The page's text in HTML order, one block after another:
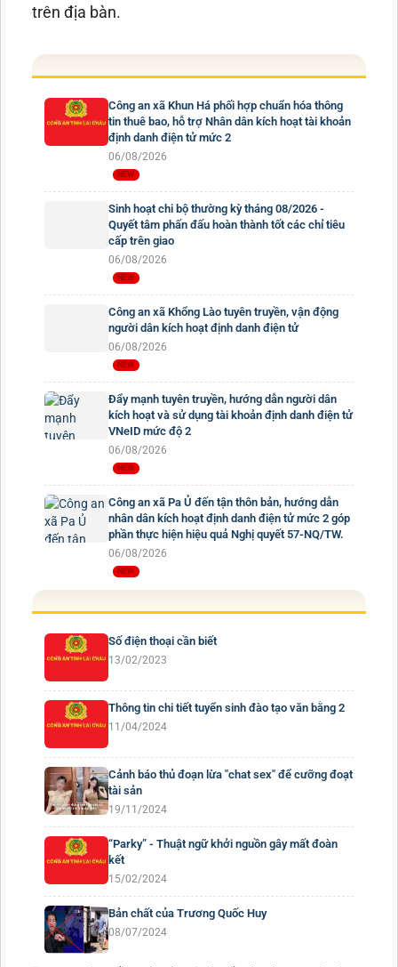
trên địa bàn.
Công an xã Khun Há phối hợp chuẩn hóa thông
tin thuê bao, hỗ trợ Nhân dân kích hoạt tài khoản
định danh điện tử mức 2
06/08/2026
Sinh hoạt chi bộ thường kỳ tháng 08/2026 -
Quyết tâm phấn đấu hoàn thành tốt các chỉ tiêu
cấp trên giao
06/08/2026
Công an xã Khổng Lào tuyên truyền, vận động
người dân kích hoạt định danh điện tử
06/08/2026
Đẩy mạnh tuyên truyền, hướng dẫn người dân
kích hoạt và sử dụng tài khoản định danh điện tử
VNeID mức độ 2
06/08/2026
Công an xã Pa Ủ đến tận thôn bản, hướng dẫn
nhân dân kích hoạt định danh điện tử mức 2 góp
phần thực hiện hiệu quả Nghị quyết 57-NQ/TW.
06/08/2026
Số điện thoại cần biết
13/02/2023
Thông tin chi tiết tuyển sinh đào tạo văn bằng 2
11/04/2024
Cảnh báo thủ đoạn lừa "chat sex" để cưỡng đoạt
tài sản
19/11/2024
“Parky” - Thuật ngữ khởi nguồn gây mất đoàn
kết
15/02/2024
Bản chất của Trương Quốc Huy
08/07/2024